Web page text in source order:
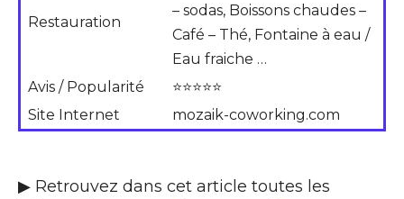
Restauration
– sodas, Boissons chaudes –
Café – Thé, Fontaine à eau /
Eau fraiche …
Avis / Popularité
⭐⭐⭐⭐⭐
Site Internet
mozaik-coworking.com
▶ Retrouvez dans cet article toutes les